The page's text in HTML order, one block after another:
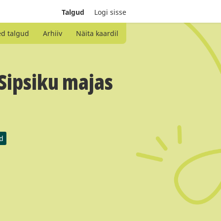
Talgud Logi sisse
talgud Arhiiv Näita kaardil
majas